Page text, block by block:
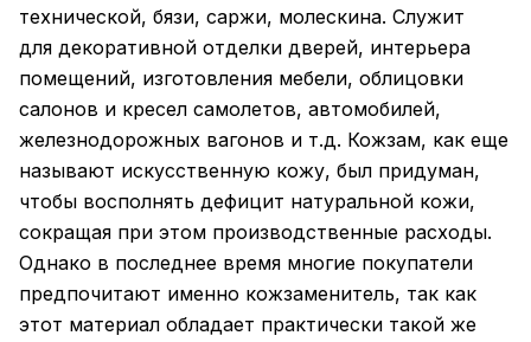
технической, бязи, саржи, молескина. Служит
для декоративной отделки дверей, интерьера
помещений, изготовления мебели, облицовки
салонов и кресел самолетов, автомобилей,
железнодорожных вагонов и т.д. Кожзам, как еще
называют искусственную кожу, был придуман,
чтобы восполнять дефицит натуральной кожи,
сокращая при этом производственные расходы.
Однако в последнее время многие покупатели
предпочитают именно кожзаменитель, так как
этот материал обладает практически такой же